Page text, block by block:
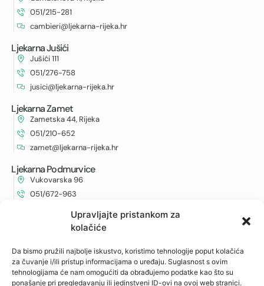
Upravljajte pristankom za
kolačiće
Da bismo pružili najbolje iskustvo, koristimo tehnologije poput kolačića
za čuvanje i/ili pristup informacijama o uređaju. Suglasnost s ovim
tehnologijama će nam omogućiti da obrađujemo podatke kao što su
ponašanje pri pregledavanju ili jedinstveni ID-ovi na ovoj web stranici.
051/215-281
cambieri@ljekarna-rijeka.hr
Ljekarna Jušići
Jušići 111
051/276-758
jusici@ljekarna-rijeka.hr
Ljekarna Zamet
Zametska 44, Rijeka
051/210-652
zamet@ljekarna-rijeka.hr
Ljekarna Podmurvice
Vukovarska 96
051/672-963
Ljekarna Kantrida
051/262-594
kantrida@ljekarna-rijeka.hr